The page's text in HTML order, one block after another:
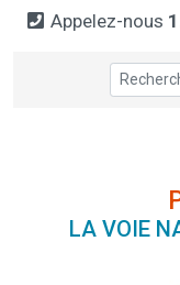
Appelez-nous
LA VOIE